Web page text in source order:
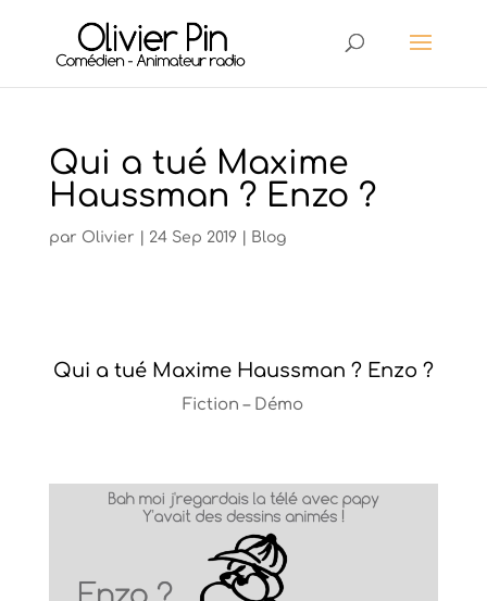
Qui a tué Maxime
Haussman ? Enzo ?
par Olivier 24 Sep 2019| Blog
Qui a tué Maxime Haussman ? Enzo ?
Fiction – Démo